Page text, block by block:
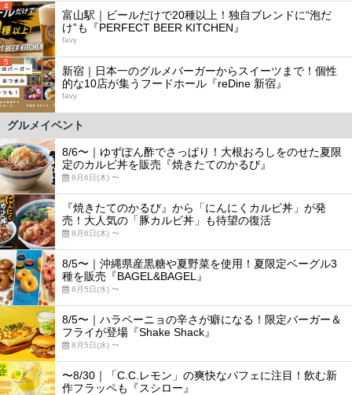
4
富山駅｜ビールだけで20種以上！独自ブレンドに“泡だ
け”も『PERFECT BEER KITCHEN』
favy
5
新宿｜日本一のグルメバーガーからスイーツまで！個性
的な10店が集うフードホール『reDine 新宿』
favy
グルメイベント
8/6〜｜ゆずぽん酢でさっぱり！大根おろしをのせた夏限
定のカルビ丼を販売『焼きたてのかるび』
8月6日(木) 〜
『焼きたてのかるび』から「にんにくカルビ丼」が発
売！大人気の「豚カルビ丼」も待望の復活
8月6日(木) 〜
8/5〜｜沖縄県産黒糖や夏野菜を使用！夏限定ベーグル3
種を販売『BAGEL&BAGEL』
8月5日(水) 〜
8/5〜｜ハラペーニョの辛さが癖になる！限定バーガー＆
フライが登場『Shake Shack』
8月5日(水) 〜
〜8/30｜「C.C.レモン」の爽快なパフェに注目！飲む新
作フラッペも『スシロー』